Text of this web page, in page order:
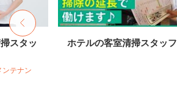
スタッ
ンテナン
ホテルの客室清掃スタッフ